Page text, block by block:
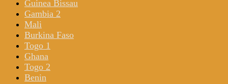
Guinea Bissau
Gambia 2
Mali
Burkina Faso
Togo 1
Ghana
Togo 2
Benin